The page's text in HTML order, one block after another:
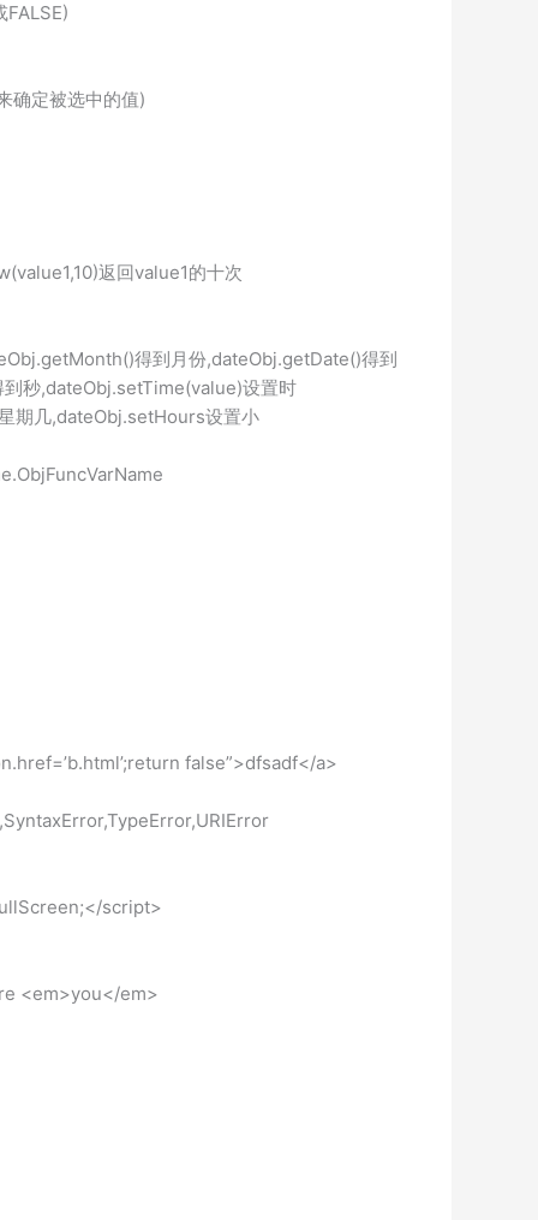
确定被选中的值)
返回value1的十次
得到月份,dateObj.getDate()得到
秒,dateObj.setTime(value)设置时
期几,dateObj.setHours设置小
false”>dfsadf</a>
script>
<em>you</em>